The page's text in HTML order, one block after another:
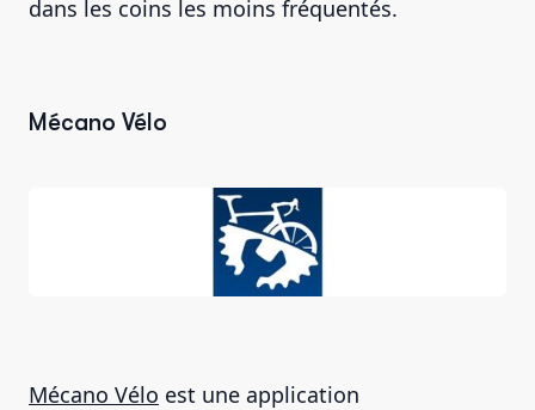
dans les coins les moins fréquentés.
Mécano Vélo
Mécano Vélo est une application